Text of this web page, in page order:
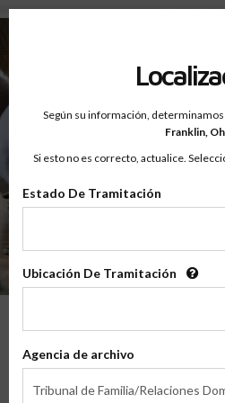
Ayuda - Cómo
principal
Cómo
1
Regístrate
Según su información,
Franklin,
Si esto no es correcto, actualice.
Estado De Tramitación
Tramitación
Ubicación De Tramitación
Tramitación
Agencia de archivo
Tribunal de Familia/Relaciones
de